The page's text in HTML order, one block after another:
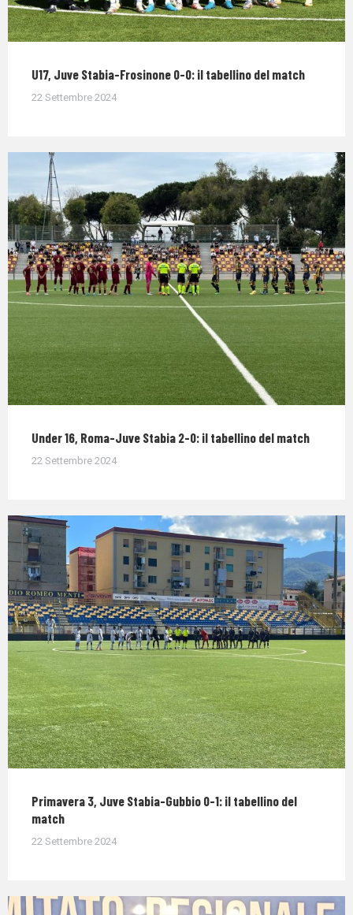
U17, Juve Stabia-Frosinone 0-0: il tabellino del match
22 Settembre 2024
Under 16, Roma-Juve Stabia 2-0: il tabellino del match
22 Settembre 2024
Primavera 3, Juve Stabia-Gubbio 0-1: il tabellino del
match
22 Settembre 2024